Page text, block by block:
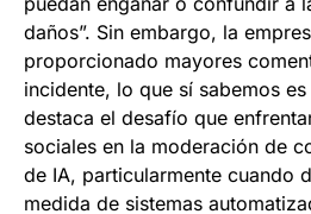
daños”. Sin embargo, la
proporcionado mayores
incidente, lo que sí sabemos
destaca el desafío que
sociales en la moderación de
de IA, particularmente cuando
medida de sistemas